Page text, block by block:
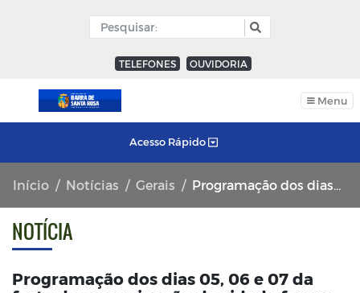
TELEFONES OUVIDORIA
Menu
Acesso Rápido
Início Notícias Gerais Programação dos dias 05, 06 e 07 da festa de emancipação da cidade foram divulgadas
NOTÍCIA
Programação dos dias 05, 06 e 07 da